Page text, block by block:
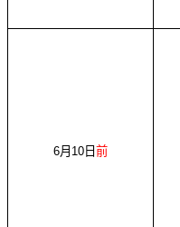
6月 10 日 前